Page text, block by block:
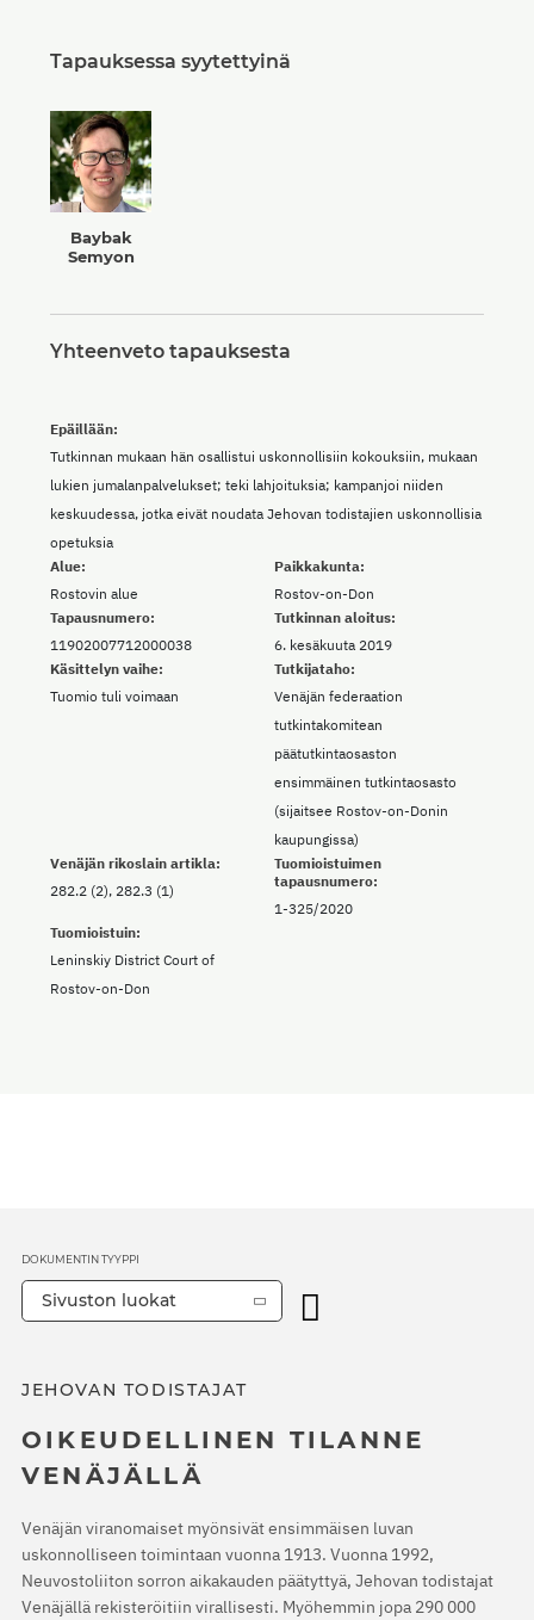
Tapauksessa syytettyinä
Baybak
Semyon
Yhteenveto tapauksesta
Alue:
Rostovin alue
Paikkakunta:
Rostov-on-Don
Epäillään:
Tutkinnan mukaan hän osallistui uskonnollisiin kokouksiin, mukaan
lukien jumalanpalvelukset; teki lahjoituksia; kampanjoi niiden
keskuudessa, jotka eivät noudata Jehovan todistajien uskonnollisia
opetuksia
Tapausnumero:
11902007712000038
Tutkinnan aloitus:
6. kesäkuuta 2019
Käsittelyn vaihe:
Tuomio tuli voimaan
Tutkijataho:
Venäjän federaation
tutkintakomitean
päätutkintaosaston
ensimmäinen tutkintaosasto
(sijaitsee Rostov-on-Donin
kaupungissa)
Venäjän rikoslain artikla:
282.2 (2), 282.3 (1)
Tuomioistuimen
tapausnumero:
1-325/2020
Tuomioistuin:
Leninskiy District Court of
Rostov-on-Don
JEHOVAN TODISTAJAT
OIKEUDELLINEN TILANNE
VENÄJÄLLÄ
Venäjän viranomaiset myönsivät ensimmäisen luvan
uskonnolliseen toimintaan vuonna 1913. Vuonna 1992,
Neuvostoliiton sorron aikakauden päätyttyä, Jehovan todistajat
Venäjällä rekisteröitiin virallisesti. Myöhemmin jopa 290 000
DOKUMENTIN TYYPPI
Sivuston luokat